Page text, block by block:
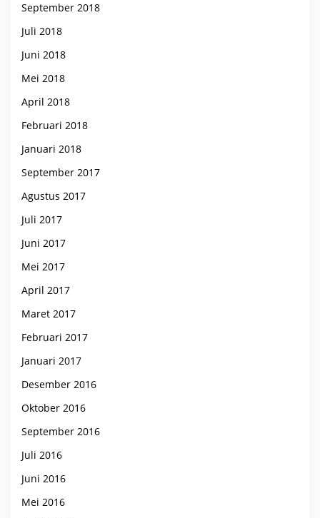
September 2018
Juli 2018
Juni 2018
Mei 2018
April 2018
Februari 2018
Januari 2018
September 2017
Agustus 2017
Juli 2017
Juni 2017
Mei 2017
April 2017
Maret 2017
Februari 2017
Januari 2017
Desember 2016
Oktober 2016
September 2016
Juli 2016
Juni 2016
Mei 2016